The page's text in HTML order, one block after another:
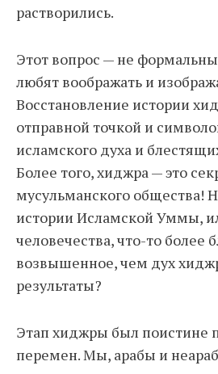
растворились.
Этот вопрос — не
любят воображать и
Восстановление истории
отправной точкой и
исламского духа и
Более того, хиджра — это
мусульманского общества!
истории Исламской Уммы,
человечества, что-то более
возвышенное, чем дух
результаты?
Этап хиджры был поистине
перемен. Мы, арабы и